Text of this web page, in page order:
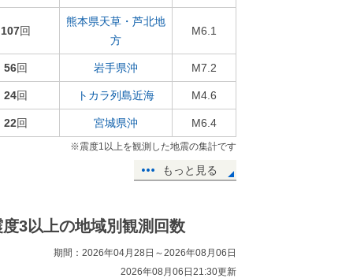
107回
熊本県天草・芦北地
方
M6.1
56回 岩手県沖 M7.2
24回 トカラ列島近海 M4.6
22回 宮城県沖 M6.4
※震度1以上を観測した地震の集計です
もっと見る
度3以上の地域別観測回数
期間：2026年04月28日～2026年08月06日
2026年08月06日21:30更新